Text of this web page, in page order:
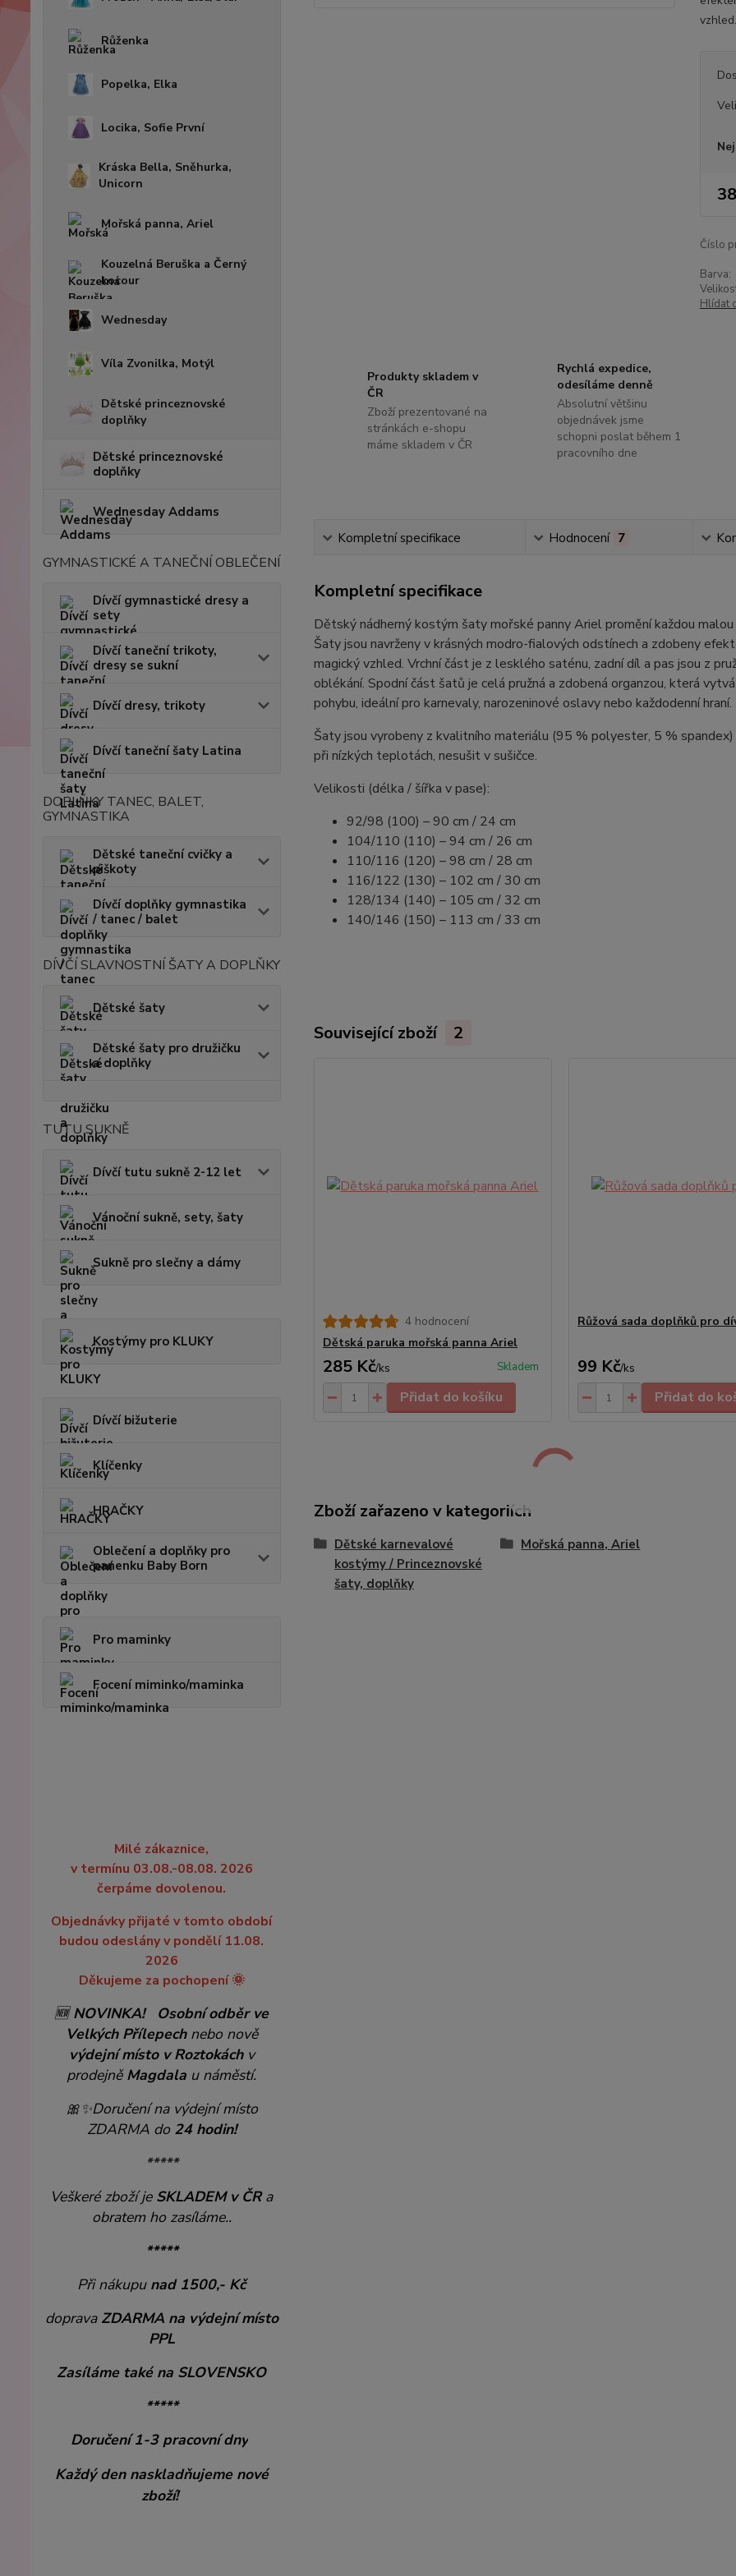
Růženka
Popelka, Elka
Locika, Sofie První
Kráska Bella, Sněhurka,
Unicorn
Mořská panna, Ariel
Kouzelná Beruška a Černý
kocour
Wednesday
Víla Zvonilka, Motýl
Dětské princeznovské
doplňky
Dětské princeznovské
doplňky
Wednesday Addams
GYMNASTICKÉ A TANEČNÍ OBLEČENÍ
Dívčí gymnastické dresy a
sety
Dívčí taneční trikoty,
dresy se sukní
Dívčí dresy, trikoty
Dívčí taneční šaty Latina
DOPLŇKY TANEC, BALET,
GYMNASTIKA
Dětské taneční cvičky a
piškoty
Dívčí doplňky gymnastika
/ tanec / balet
DÍVČÍ SLAVNOSTNÍ ŠATY A DOPLŇKY
Dětské šaty
Dětské šaty pro družičku
a doplňky
TUTU SUKNĚ
Dívčí tutu sukně 2-12 let
Vánoční sukně, sety, šaty
Sukně pro slečny a dámy
Kostýmy pro KLUKY
Dívčí bižuterie
Klíčenky
HRAČKY
Oblečení a doplňky pro
panenku Baby Born
Pro maminky
Focení miminko/maminka
Milé zákaznice,
v termínu 03.08.-08.08. 2026
čerpáme dovolenou.
Objednávky přijaté v tomto období
budou odeslány v pondělí 11.08.
2026
Děkujeme za pochopení 🌞
🆕NOVINKA!
Osobní odběr ve
Velkých Přílepechnebo nově
výdejní místo v Roztokáchv
prodejněMagdala u náměstí.
🎀✨Doručení na výdejní místo
ZDARMA do 24 hodin!
*****
Veškeré zboží je SKLADEM v ČRa
obratem ho zasíláme..
*****
Při nákupu nad 1500,- Kč
doprava ZDARMA na výdejní místo
PPL
Zasíláme také na SLOVENSKO
*****
Doručení 1-3 pracovní dny
Každý den naskladňujeme nové
zboží!
Číslo
Barva:
Hlídat
Produkty skladem v
ČR
Zboží prezentované na
stránkách e-shopu
máme skladem v ČR
Rychlá expedice,
odesíláme denně
Absolutní většinu
objednávek jsme
schopni poslat během 1
pracovního dne
Kompletní specifikace Hodnocení 7
Kompletní specifikace
Dětský nádherný kostým šaty mořské panny Ariel promění každou
Šaty jsou navrženy v krásných modro-fialových odstínech a zdobeny
magický vzhled. Vrchní část je z lesklého saténu, zadní díl a pas jsou z
oblékání. Spodní část šatů je celá pružná a zdobená organzou, která
pohybu, ideální pro karnevaly, narozeninové oslavy nebo každodenní hraní.
Šaty jsou vyrobeny z kvalitního materiálu (95 % polyester, 5 % spandex)
při nízkých teplotách, nesušit v sušičce.
Velikosti (délka / šířka v pase):
92/98 (100) – 90 cm / 24 cm
104/110 (110) – 94 cm / 26 cm
110/116 (120) – 98 cm / 28 cm
116/122 (130) – 102 cm / 30 cm
128/134 (140) – 105 cm / 32 cm
140/146 (150) – 113 cm / 33 cm
Související zboží 2
4 hodnocení
Dětská paruka mořská panna Ariel
285 Kč/ks Skladem
Přidat do košíku
Růžová sada doplňků pro
99 Kč/ks
Přidat do
Zboží zařazeno v kategoriích
Dětské karnevalové
kostýmy / Princeznovské
šaty, doplňky
Mořská panna, Ariel